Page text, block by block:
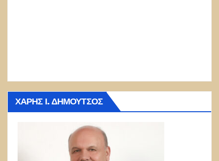
ΧΆΡΗΣ Ι. ΔΗΜΟΎΤΣΟΣ